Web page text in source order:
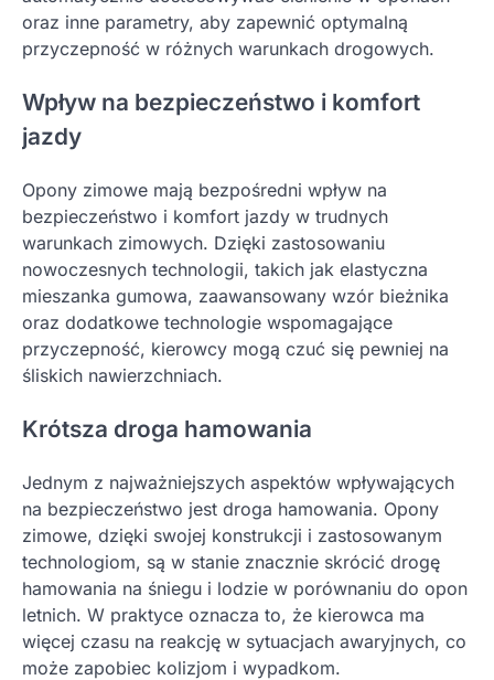
oraz inne parametry, aby zapewnić optymalną
przyczepność w różnych warunkach drogowych.
Wpływ na bezpieczeństwo i komfort
jazdy
Opony zimowe mają bezpośredni wpływ na
bezpieczeństwo i komfort jazdy w trudnych
warunkach zimowych. Dzięki zastosowaniu
nowoczesnych technologii, takich jak elastyczna
mieszanka gumowa, zaawansowany wzór bieżnika
oraz dodatkowe technologie wspomagające
przyczepność, kierowcy mogą czuć się pewniej na
śliskich nawierzchniach.
Krótsza droga hamowania
Jednym z najważniejszych aspektów wpływających
na bezpieczeństwo jest droga hamowania. Opony
zimowe, dzięki swojej konstrukcji i zastosowanym
technologiom, są w stanie znacznie skrócić drogę
hamowania na śniegu i lodzie w porównaniu do opon
letnich. W praktyce oznacza to, że kierowca ma
więcej czasu na reakcję w sytuacjach awaryjnych, co
może zapobiec kolizjom i wypadkom.